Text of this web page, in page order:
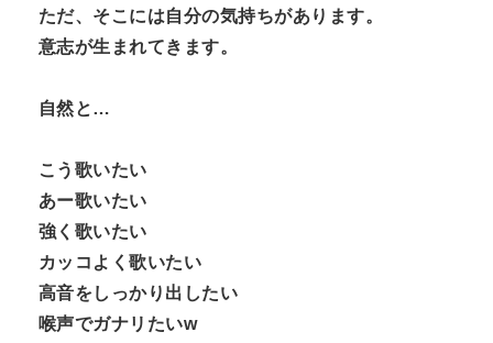
ただ、そこには自分の気持ちがあります。
意志が生まれてきます。
自然と…
こう歌いたい
あー歌いたい
強く歌いたい
カッコよく歌いたい
高音をしっかり出したい
喉声でガナリたいw